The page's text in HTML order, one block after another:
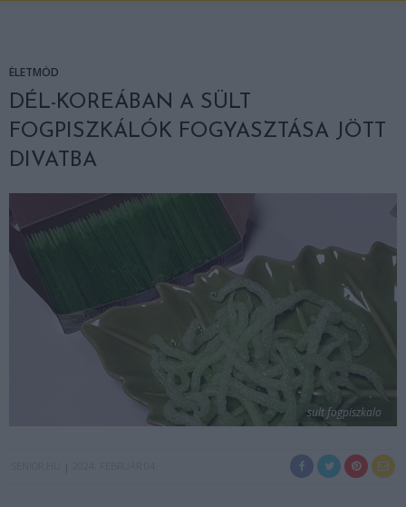
ÉLETMÓD
DÉL-KOREÁBAN A SÜLT
FOGPISZKÁLÓK FOGYASZTÁSA JÖTT
DIVATBA
sult fogpiszkalo